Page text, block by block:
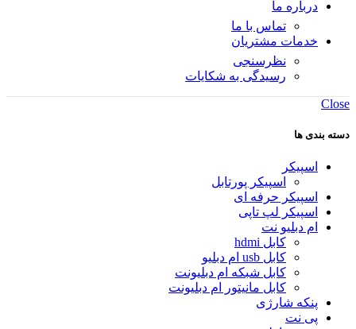
درباره ما
تماس با ما
خدمات مشتریان
نظرسنجی
رسیدگی به شکایات
Close
دسته بندی ها
اسپیکر
اسپیکر پورتابل
اسپیکر حرفه ای
اسپیکر لپ تاپی
ام دبلیو نت
کابل hdmi
کابل usb ام دبلیو
کابل شبکه ام دبلیونت
کابل مانیتور ام دبلیونت
پنکه شارژی
پی نت